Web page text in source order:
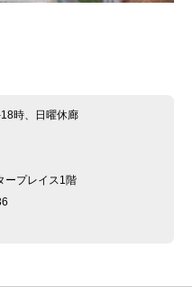
時、日曜休廊
プレイス1階